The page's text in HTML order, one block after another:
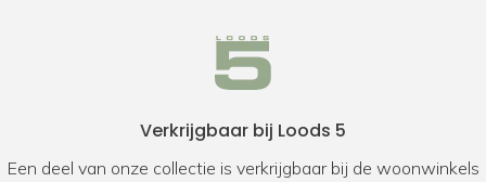
Verkrijgbaar bij Loods 5
Een deel van onze collectie is verkrijgbaar bij de woonwinkels